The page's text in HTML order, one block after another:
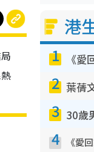
港
1
2
3
4